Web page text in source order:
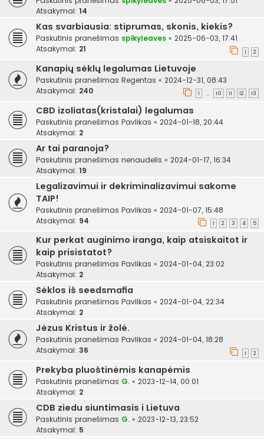
Atsakymai: 14
Kas svarbiausia: stiprumas, skonis, kiekis?
Paskutinis pranešimas spikyleaves « 2025-06-03, 17:41
Atsakymai: 21 1 2
Kanapių sėklų legalumas Lietuvoje
Paskutinis pranešimas Regentas « 2024-12-31, 08:43
Atsakymai: 240 1 … 10 11 12 13
CBD izoliatas(kristalai) legalumas
Paskutinis pranešimas Pavlikas « 2024-01-18, 20:44
Atsakymai: 2
Ar tai paranoja?
Paskutinis pranešimas nenaudelis « 2024-01-17, 16:34
Atsakymai: 19
Legalizavimui ir dekriminalizavimui sakome
TAIP!
Paskutinis pranešimas Pavlikas « 2024-01-07, 15:48
Atsakymai: 94 1 2 3 4 5
Kur perkat auginimo iranga, kaip atsiskaitot ir
kaip prisistatot?
Paskutinis pranešimas Pavlikas « 2024-01-04, 23:02
Atsakymai: 2
Sėklos iš seedsmafia
Paskutinis pranešimas Pavlikas « 2024-01-04, 22:34
Atsakymai: 2
Jėzus Kristus ir žolė.
Paskutinis pranešimas Pavlikas « 2024-01-04, 18:28
Atsakymai: 36 1 2
Prekyba pluoštinėmis kanapėmis
Paskutinis pranešimas G. « 2023-12-14, 00:01
Atsakymai: 2
CDB ziedu siuntimasis i Lietuva
Paskutinis pranešimas G. « 2023-12-13, 23:52
Atsakymai: 5